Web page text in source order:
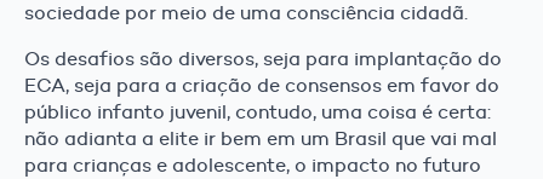
sociedade por meio de uma consciência cidadã.
Os desafios são diversos, seja para implantação do
ECA, seja para a criação de consensos em favor do
público infanto juvenil, contudo, uma coisa é certa:
não adianta a elite ir bem em um Brasil que vai mal
para crianças e adolescente, o impacto no futuro